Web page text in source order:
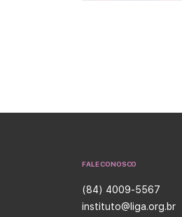
FALE CONOSCO
(84) 4009-5567
instituto@liga.org.br